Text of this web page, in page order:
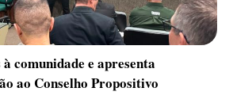
comunidade e apresenta
ao Conselho Propositivo